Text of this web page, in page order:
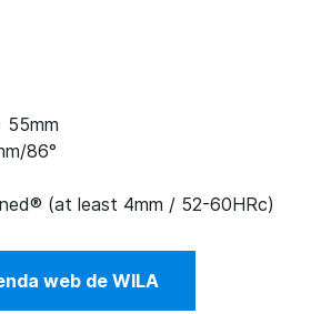
55mm
86°
(at least 4mm / 52-60HRc)
web de WILA